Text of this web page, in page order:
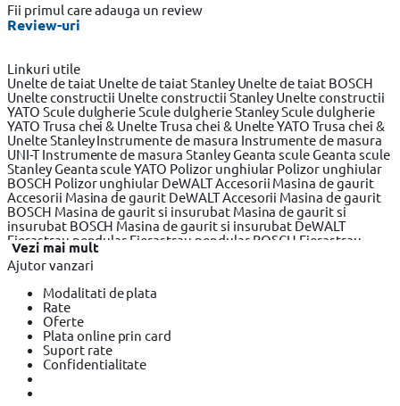
Fii primul care adauga un review
Review-uri
Linkuri utile
Unelte de taiat Unelte de taiat Stanley Unelte de taiat BOSCH
Unelte constructii Unelte constructii Stanley Unelte constructii
YATO Scule dulgherieScule dulgherie StanleyScule dulgherie
YATO Trusa chei & UnelteTrusa chei & Unelte YATOTrusa chei &
Unelte StanleyInstrumente de masura Instrumente de masura
UNI-TInstrumente de masura StanleyGeanta sculeGeanta scule
StanleyGeanta scule YATO Polizor unghiular Polizor unghiular
BOSCH Polizor unghiular DeWALTAccesorii Masina de gaurit
Accesorii Masina de gaurit DeWALTAccesorii Masina de gaurit
BOSCH Masina de gaurit si insurubat Masina de gaurit si
insurubat BOSCH Masina de gaurit si insurubat DeWALT
Fierastrau pendular Fierastrau pendular BOSCH Fierastrau
pendular DeWALT
DeWALTFierastrau circular BOSCH
Slefuitor electric BOSCH
Masini de frezat BOSCH
electricaRindea electrica BOSCH
Suflanta aer caldSuflanta aer cald YATO
BOSCHPlaci compactoare & Ciocan demolator
compactoare & Ciocan demolator BOSCH
Ciocan demolator Makita
scule electrice BOSCH
Vezi mai mult
Ajutor vanzari
Modalitati de plata
Rate
Oferte
Plata online prin card
Suport rate
Confidentialitate